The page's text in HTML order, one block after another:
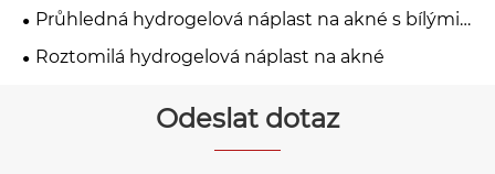
Průhledná hydrogelová náplast na akné s bílými
tečkami
Roztomilá hydrogelová náplast na akné
Odeslat dotaz